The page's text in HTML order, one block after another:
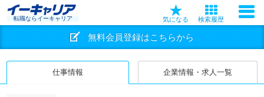
転職ならイーキャリア 気になる 検索履歴
無料会員登録はこちらから
仕事情報 企業情報・求人一覧